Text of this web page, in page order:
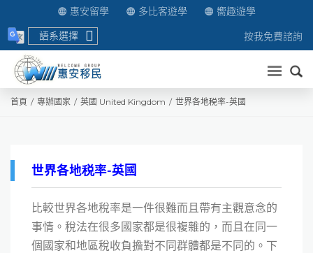
惠安留學 多比客遊學
嚮趣遊學
語系選擇
按我免費諮詢
送出
首頁 專辦國家 英國 United Kingdom 世界各地税率-英國
世界各地税率-英國
比較世界各地稅率是一件很難而且帶有主觀意念的
事情。稅法在很多國家都是很複雜的，而且在同一
個國家和地區稅收負擔對不同群體都是不同的。下